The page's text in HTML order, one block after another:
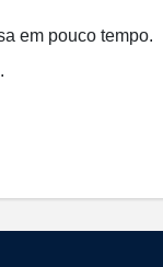
em pouco tempo.